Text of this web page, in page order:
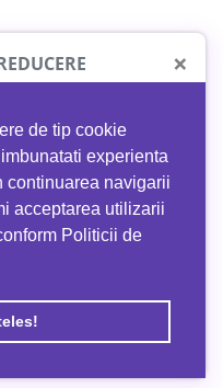
de tip cookie
experienta
continuarea navigarii
acceptarea utilizarii
Politicii de
×
la orice comandă
codul EATTRACK